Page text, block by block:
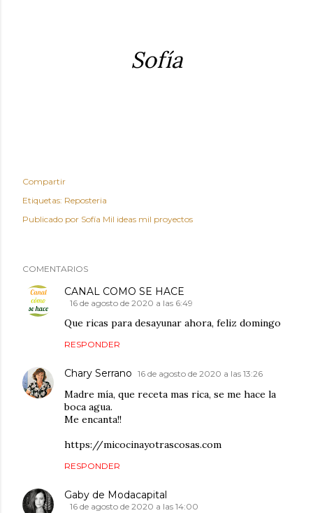
Sofía
Compartir
Etiquetas: Reposteria
Publicado por Sofía Mil ideas mil proyectos
COMENTARIOS
CANAL COMO SE HACE
16 de agosto de 2020 a las 6:49
Que ricas para desayunar ahora, feliz domingo
RESPONDER
Chary Serrano 16 de agosto de 2020 a las 13:26
Madre mía, que receta mas rica, se me hace la
boca agua.
Me encanta!!
https://micocinayotrascosas.com
RESPONDER
Gaby de Modacapital
16 de agosto de 2020 a las 14:00